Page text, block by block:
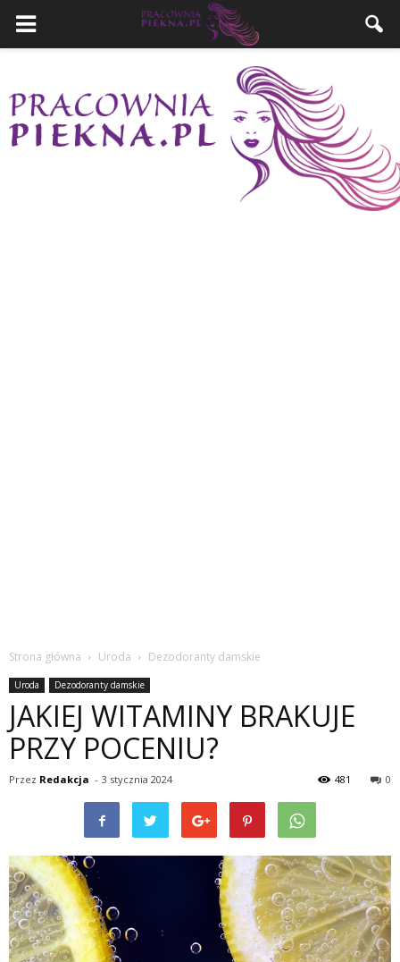
Strona główna Uroda Dezodoranty damskie
Uroda Dezodoranty damskie
JAKIEJ WITAMINY BRAKUJE
PRZY POCENIU?
Przez Redakcja - 3 stycznia 2024 0
481